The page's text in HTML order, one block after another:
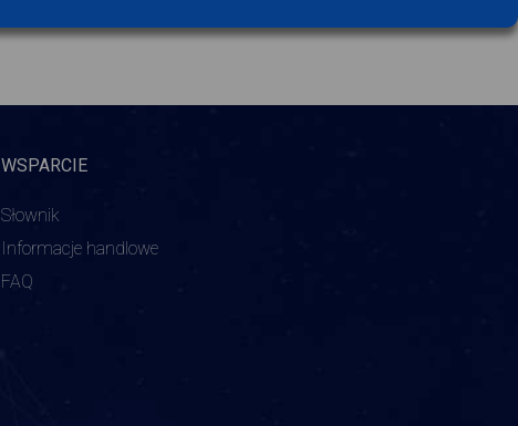
WSPARCIE
Słownik
Informacje handlowe
FAQ